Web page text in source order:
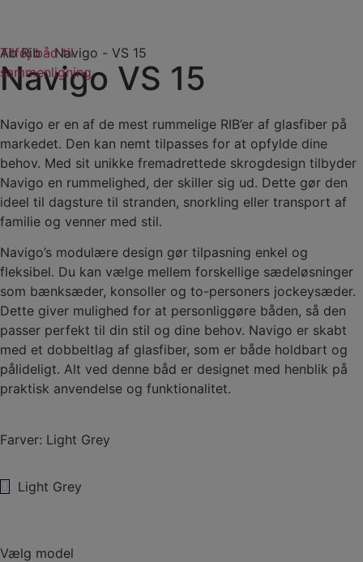
Tilføj båd til
sammenligning
Ab Rib- Navigo - VS 15
Navigo VS 15
Navigo er en af de mest rummelige RIB’er af glasfiber på
markedet. Den kan nemt tilpasses for at opfylde dine
behov. Med sit unikke fremadrettede skrogdesign tilbyder
Navigo en rummelighed, der skiller sig ud. Dette gør den
ideel til dagsture til stranden, snorkling eller transport af
familie og venner med stil.
Navigo’s modulære design gør tilpasning enkel og
fleksibel. Du kan vælge mellem forskellige sædeløsninger
som bænksæder, konsoller og to-personers jockeysæder.
Dette giver mulighed for at personliggøre båden, så den
passer perfekt til din stil og dine behov. Navigo er skabt
med et dobbeltlag af glasfiber, som er både holdbart og
pålideligt. Alt ved denne båd er designet med henblik på
praktisk anvendelse og funktionalitet.
Farver: Light Grey
Light Grey
Vælg model